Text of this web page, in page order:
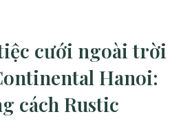
cưới ngoài trời
Hanoi:
cách Rustic